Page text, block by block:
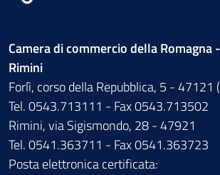
Camera di commercio della Romagna
Rimini
Forlì, corso della Repubblica, 5 - 47121
Tel. 0543.713111 - Fax 0543.713502
Rimini, via Sigismondo, 28 - 47921
Tel. 0541.363711 - Fax 0541.363723
Posta elettronica certificata: